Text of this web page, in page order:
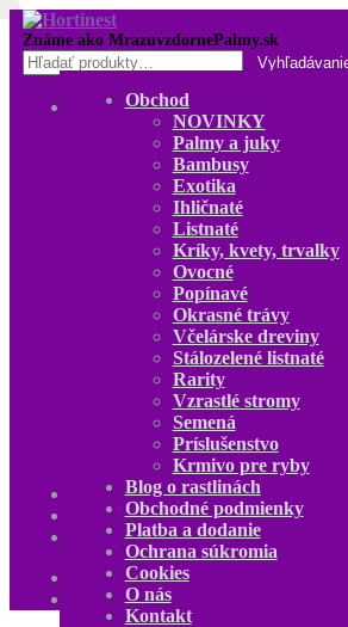
Preskočiť
na
navigáciu
Preskočiť
na
obsah
Hľadať:
Obchod
NOVINKY
Palmy a juky
Bambusy
Exotika
Ihličnaté
Listnaté
Kríky, kvety, trvalky
Ovocné
Popínavé
Okrasné trávy
Včelárske dreviny
Stálozelené listnaté
Rarity
Vzrastlé stromy
Semená
Príslušenstvo
Krmivo pre ryby
Blog o rastlinách
O nás
Kontakt
Obchod
NOVINKY
Palmy a juky
Bambusy
Exotika
Ihličnaté
Listnaté
Kríky, kvety, trvalky
Ovocné
Popínavé
Okrasné trávy
Včelárske dreviny
Stálozelené listnaté
Rarity
Vzrastlé stromy
Semená
Príslušenstvo
Krmivo pre ryby
Blog o rastlinách
Obchodné podmienky
Platba a dodanie
Ochrana súkromia
Cookies
O nás
Kontakt
€ 0 produktov